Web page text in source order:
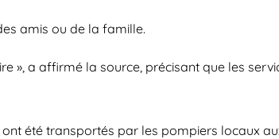
amis ou de la famille.
», a affirmé la source, précisant que les
été transportés par les pompiers locaux